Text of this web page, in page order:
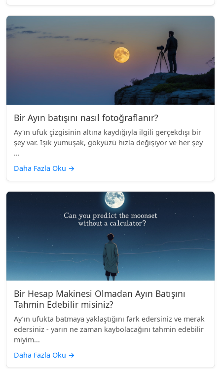
Bir Ayın batışını nasıl fotoğraflanır?
Ay'ın ufuk çizgisinin altına kaydığıyla ilgili gerçekdışı bir
şey var. Işık yumuşak, gökyüzü hızla değişiyor ve her şey
...
Daha Fazla Oku →
Bir Hesap Makinesi Olmadan Ayın Batışını
Tahmin Edebilir misiniz?
Ay’ın ufukta batmaya yaklaştığını fark edersiniz ve merak
edersiniz - yarın ne zaman kaybolacağını tahmin edebilir
miyim...
Daha Fazla Oku →